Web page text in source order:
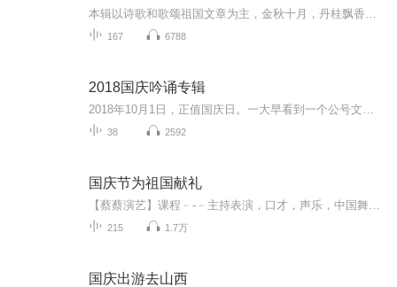
167 6788
2018国庆吟诵专辑
38 2592
国庆节为祖国献礼
215 1.7万
国庆出游去山西